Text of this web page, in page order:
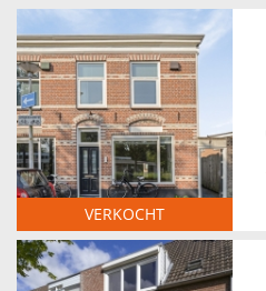
VERKOCHT